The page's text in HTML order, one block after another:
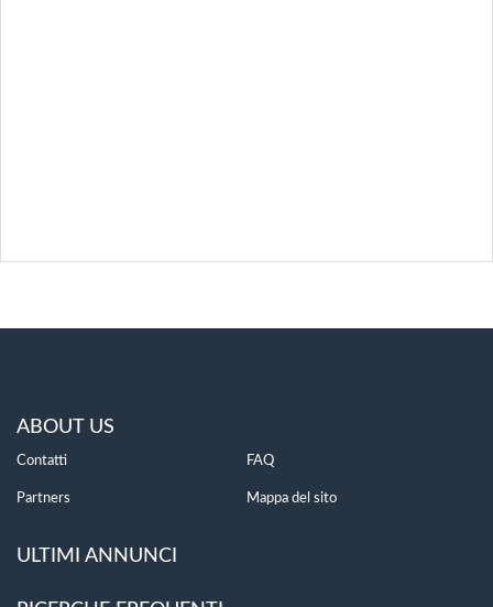
ABOUT US
Contatti FAQ
Partners Mappa del sito
ULTIMI ANNUNCI